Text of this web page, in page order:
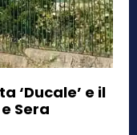
‘Ducale’ e il
Sera